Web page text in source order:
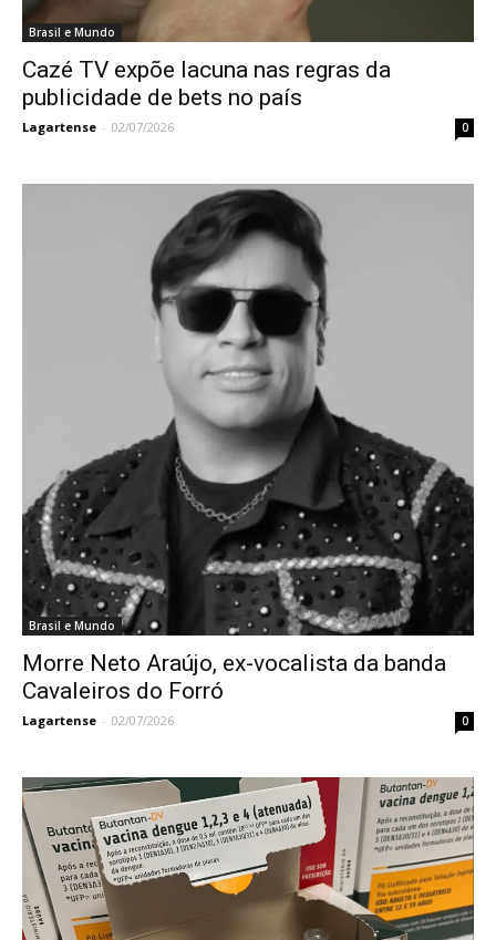
Brasil e Mundo
Cazé TV expõe lacuna nas regras da
publicidade de bets no país
Lagartense - 02/07/2026 0
Brasil e Mundo
Morre Neto Araújo, ex-vocalista da banda
Cavaleiros do Forró
Lagartense - 02/07/2026 0